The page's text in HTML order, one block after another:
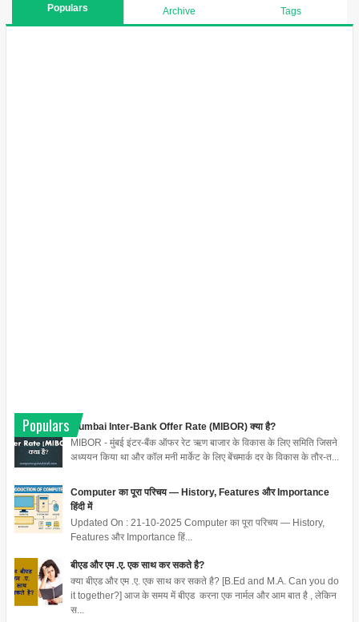
Populars Archive Tags
Populars
Mumbai Inter-Bank Offer Rate (MIBOR) क्या है?
MIBOR - मुंबई इंटर-बैंक ऑफर रेट ऋण बाजार के विकास के लिए समिति जिसने
अध्ययन किया था और कॉल मनी मार्केट के लिए बेंचमार्क दर के विकास के तौर-त...
Computer का पूरा परिचय — History, Features और Importance
हिंदी में
Updated On : 21-10-2025 Computer का पूरा परिचय — History,
Features और Importance हिं...
बीएड और एम .ए. एक साथ कर सकते है?
क्या बीएड और एम .ए. एक साथ कर सकते है? [B.Ed and M.A. Can you do
it together?] आज के समय में बीएड करना एक नार्मल और आम बात है , लेकिन
स...